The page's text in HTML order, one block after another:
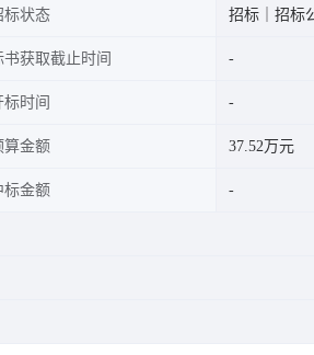
标状态 招标｜招标
书获取截止时间
标时间
算金额 37.52万元
标金额